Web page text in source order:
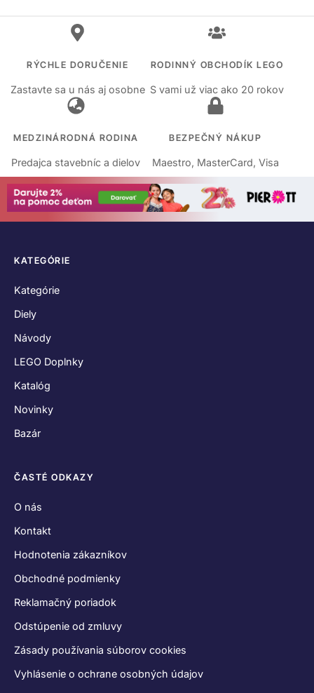
RÝCHLE DORUČENIE
Zastavte sa u nás aj osobne
RODINNÝ OBCHODÍK LEGO
S vami už viac ako 20 rokov
MEDZINÁRODNÁ RODINA
Predajca stavebníc a dielov
BEZPEČNÝ NÁKUP
Maestro, MasterCard, Visa
KATEGÓRIE
Kategórie
Diely
Návody
LEGO Doplnky
Katalóg
Novinky
Bazár
ČASTÉ ODKAZY
O nás
Kontakt
Hodnotenia zákazníkov
Obchodné podmienky
Reklamačný poriadok
Odstúpenie od zmluvy
Zásady používania súborov cookies
Vyhlásenie o ochrane osobných údajov